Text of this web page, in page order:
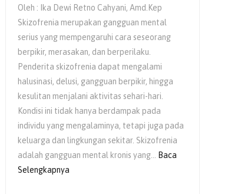
Oleh : Ika Dewi Retno Cahyani, Amd.Kep
Skizofrenia merupakan gangguan mental
serius yang mempengaruhi cara seseorang
berpikir, merasakan, dan berperilaku.
Penderita skizofrenia dapat mengalami
halusinasi, delusi, gangguan berpikir, hingga
kesulitan menjalani aktivitas sehari-hari.
Kondisi ini tidak hanya berdampak pada
individu yang mengalaminya, tetapi juga pada
keluarga dan lingkungan sekitar. Skizofrenia
adalah gangguan mental kronis yang…
Baca
Selengkapnya